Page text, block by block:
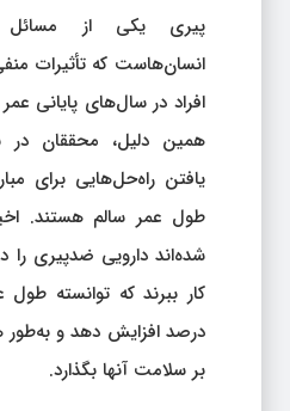
پیری یکی از مسائل
انسان‌هاست که تأثیرات
افراد در سال‌های پایانی
همین دلیل، محققان در
یافتن راه‌حل‌هایی برای
طول عمر سالم هستند.
شده‌اند دارویی ضدپیری را
درصد افزایش دهد و به‌طور
بر سلامت آنها بگذارد.